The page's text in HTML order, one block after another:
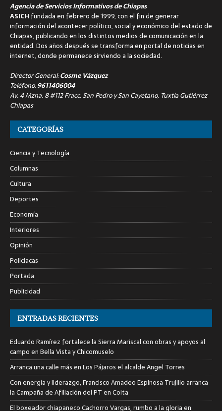
Agencia de Servicios Informativos de Chiapas
ASICH fundada en febrero de 1999, con el fin de generar
información del acontecer político, social y económico del estado de
Chiapas, publicando en los distintos medios de comunicación en la
entidad. Dos años después se transforma en portal de noticias en
internet, donde permanece sirviendo a la sociedad.
Director General:Cosme Vázquez
Teléfono:9611406004
Av. 4 Mzna. 8 #112 Fracc. San Pedro y San Cayetano, Tuxtla Gutiérrez
Chiapas
CATEGORÍAS
Ciencia y Tecnología
Columnas
Cultura
Deportes
Economía
Interiores
Opinión
Policiacas
Portada
Publicidad
ENTRADAS RECIENTES
Eduardo Ramírez fortalece la Sierra Mariscal con obras y apoyos al
campo en Bella Vista y Chicomuselo
Arranca una calle más en Los Pájaros el alcalde Angel Torres
Con energía y liderazgo, Francisco Amadeo Espinosa Trujillo arranca
la Campaña de Afiliación del PT en Coita
El boxeador chiapaneco Cachorro Vargas, rumbo a la gloria en